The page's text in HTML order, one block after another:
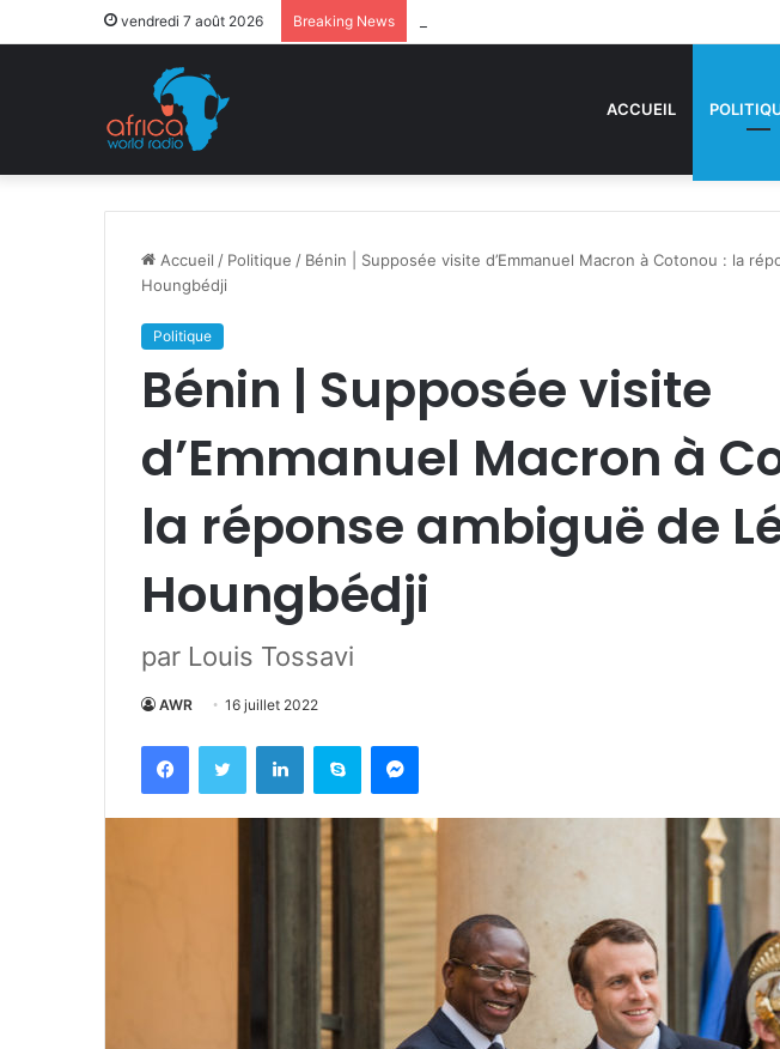
vendredi 7 août 2026 Breaking News
ACCUEIL
Accueil / Politique / Bénin | Supposée visite d’Emmanuel Macron à Cotonou : la
Houngbédji
Politique
Bénin | Supposée visite
d’Emmanuel Macron à
la réponse ambiguë de
Houngbédji
par Louis Tossavi
AWR 16 juillet 2022